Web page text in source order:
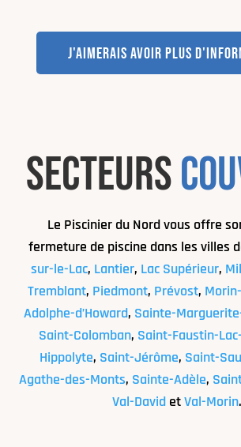
J'AIMERAIS AVOIR PLUS
secteurs
Le Piscinier du Nord vous offre
fermeture de piscine dans les villes
sur-le-Lac, Lantier, Lac Supérieur,
Tremblant, Piedmont, Prévost,
Adolphe-d’Howard, Sainte-
Saint-Colomban, Saint-Faustin-
Hippolyte, Saint-Jérôme, Saint-
Agathe-des-Monts, Sainte-Adèle,
Val-David etVal-Morin.